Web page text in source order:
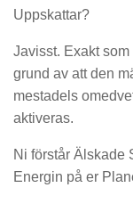
Uppskattar?
Javisst. Exakt
grund av att den
mestadels
aktiveras.
Ni förstår Älskade
Energin på er